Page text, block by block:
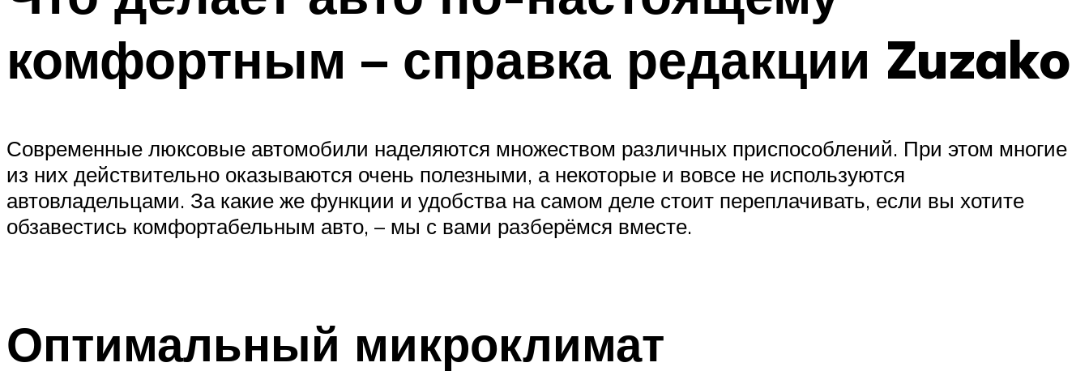
комфортным – справка редакции Zuzako
Современные люксовые автомобили наделяются множеством различных приспособлений. При этом многие
из них действительно оказываются очень полезными, а некоторые и вовсе не используются
автовладельцами. За какие же функции и удобства на самом деле стоит переплачивать, если вы хотите
обзавестись комфортабельным авто, – мы с вами разберёмся вместе.
Оптимальный микроклимат